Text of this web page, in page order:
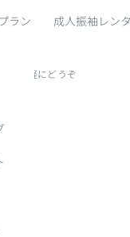
ラン 成人振袖レン
お気軽にどうぞ
せ